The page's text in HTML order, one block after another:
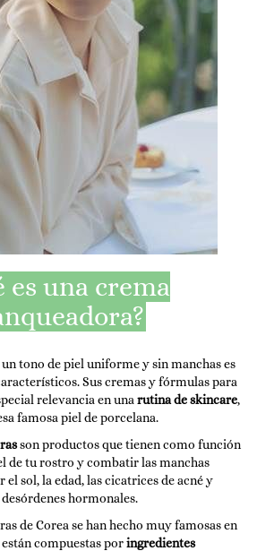
es una crema
tono de piel uniforme y sin manchas es
Sus cremas y fórmulas para
relevancia en una rutina de skincare,
famosa piel de porcelana.
son productos que tienen como función
de tu rostro y combatir las manchas
el sol, la edad, las cicatrices de acné y
hormonales.
de Corea se han hecho muy famosas en
compuestas poringredientes